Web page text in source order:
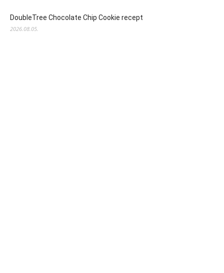
DoubleTree Chocolate Chip Cookie recept
2026.08.05.